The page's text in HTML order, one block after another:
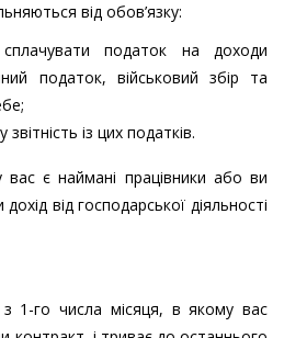
від обов’язку:
податок на доходи
податок, військовий збір та
із цих податків.
вас є наймані працівники або ви
від господарської діяльності
з 1-го числа місяця, в якому вас